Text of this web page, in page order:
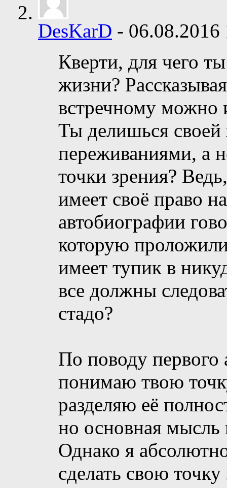
DesKarD - 06.08.2016
Кверти, для чего
жизни?
встречному можно
Ты делишься
переживаниями, а
точки зрения?
имеет своё право
автобиографии
которую
имеет тупик в
все должны
стадо?
По поводу первого
понимаю твою
разделяю её
но основная мысль
Однако я
сделать свою